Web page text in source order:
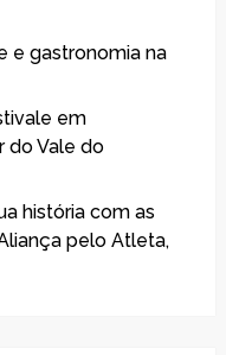
e gastronomia na
em
do Vale do
história com as
pelo Atleta,